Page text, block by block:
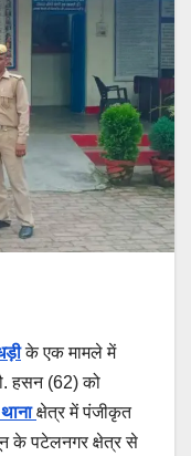
के एक मामले में
हसन (62) को
क्षेत्र में पंजीकृत
के पटेलनगर क्षेत्र से